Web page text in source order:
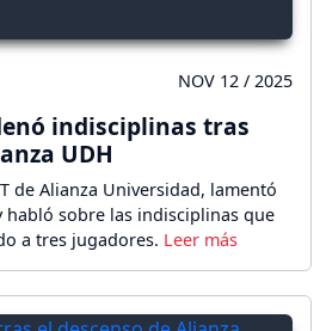
NOV 12 / 2025
indisciplinas tras
UDH
de Alianza Universidad, lamentó
habló sobre las indisciplinas que
a tres jugadores.